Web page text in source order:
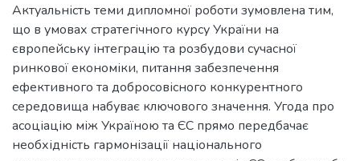
Актуальність теми дипломної роботи зумовлена тим,
що в умовах стратегічного курсу України на
європейську інтеграцію та розбудови сучасної
ринкової економіки, питання забезпечення
ефективного та добросовісного конкурентного
середовища набуває ключового значення. Угода про
асоціацію між Україною та ЄС прямо передбачає
необхідність гармонізації національного